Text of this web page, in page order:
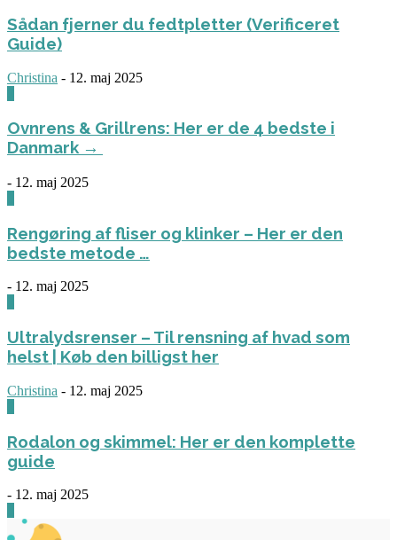
Sådan fjerner du fedtpletter (Verificeret
Guide)
Christina - 12. maj 2025
Ovnrens & Grillrens: Her er de 4 bedste i
Danmark →
- 12. maj 2025
Rengøring af fliser og klinker – Her er den
bedste metode …
- 12. maj 2025
Ultralydsrenser – Til rensning af hvad som
helst | Køb den billigst her
Christina - 12. maj 2025
Rodalon og skimmel: Her er den komplette
guide
- 12. maj 2025